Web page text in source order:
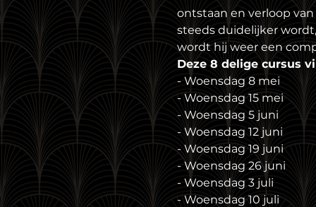
ontstaan en verloop
steeds duidelijker
wordt hij weer een
Deze 8 delige cursus
- Woensdag 8 mei
- Woensdag 15 mei
- Woensdag 5 juni
- Woensdag 12 juni
- Woensdag 19 juni
- Woensdag 26 juni
- Woensdag 3 juli
- Woensdag 10 juli